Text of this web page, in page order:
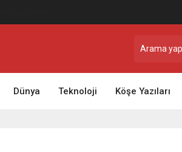
Dünya Teknoloji Köşe Yazıları